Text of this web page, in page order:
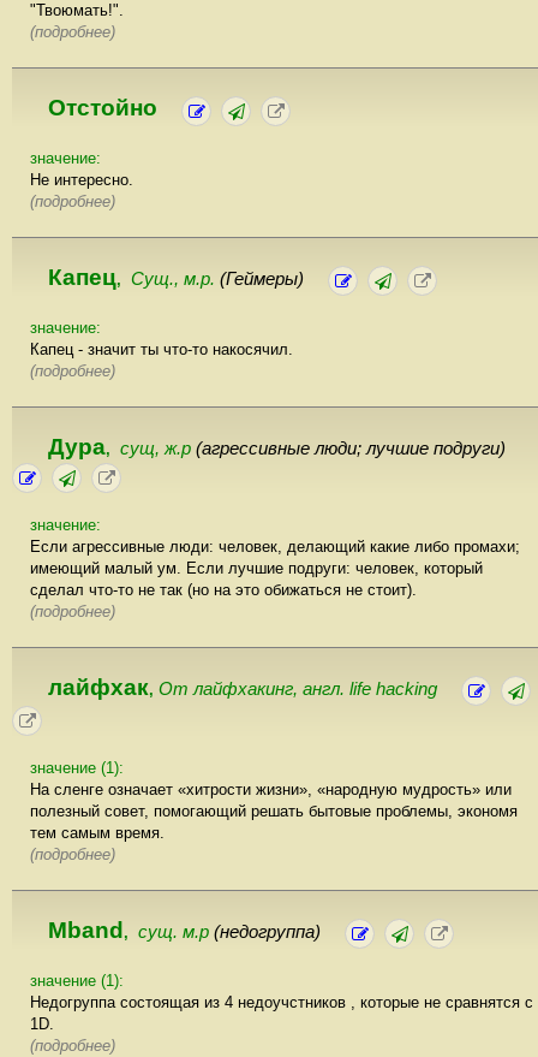
"Твоюмать!".
(подробнее)
Отстойно
значение:
Не интересно.
(подробнее)
Капец, Сущ., м.р. (Геймеры)
значение:
Капец - значит ты что-то накосячил.
(подробнее)
Дура, сущ, ж.р (агрессивные люди; лучшие подруги)
значение:
Если агрессивные люди: человек, делающий какие либо промахи;
имеющий малый ум. Если лучшие подруги: человек, который
сделал что-то не так (но на это обижаться не стоит).
(подробнее)
лайфхак, От лайфхакинг, англ. life hacking
значение (1):
На сленге означает «хитрости жизни», «народную мудрость» или
полезный совет, помогающий решать бытовые проблемы, экономя
тем самым время.
(подробнее)
Mband , сущ. м.р (недогруппа)
значение (1):
Недогруппа состоящая из 4 недоучстников , которые не сравнятся с
1D.
(подробнее)